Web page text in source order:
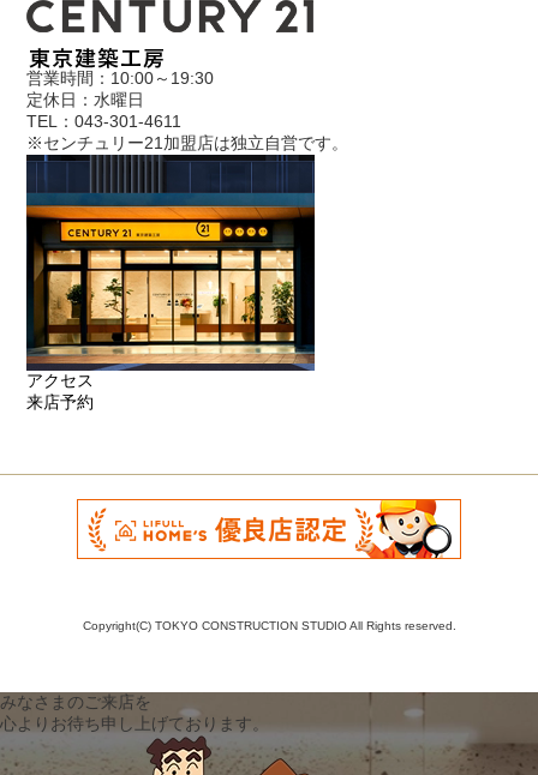
営業時間：10:00～19:30
定休日：水曜日
TEL：043-301-4611
※センチュリー21加盟店は独立自営です。
アクセス
来店予約
Copyright(C) TOKYO CONSTRUCTION STUDIO All Rights reserved.
みなさまのご来店を
心よりお待ち申し上げております。